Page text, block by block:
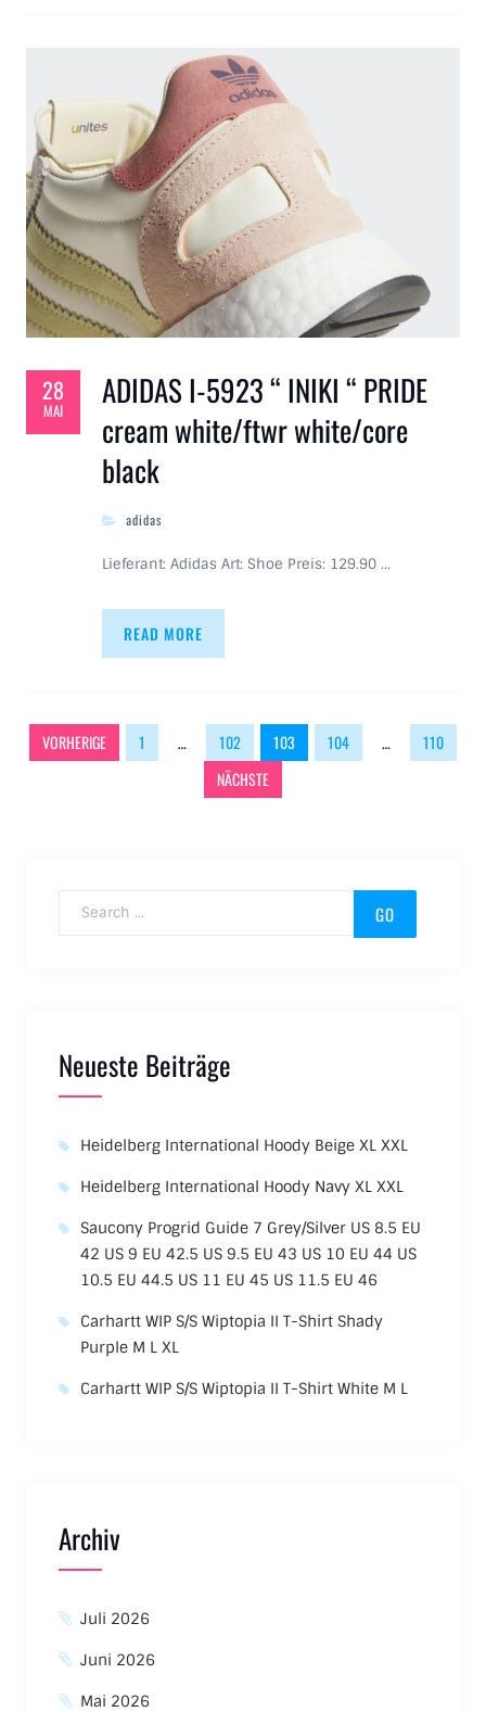
28
MAI
ADIDAS I-5923 “ INIKI “ PRIDE
cream white/ftwr white/core
black
adidas
Lieferant: Adidas Art: Shoe Preis: 129.90 …
READ MORE
Beitragsnavigation
VORHERIGE 1 … 102 103 104 …
110
NÄCHSTE
Neueste Beiträge
Heidelberg International Hoody Beige XL XXL
Heidelberg International Hoody Navy XL XXL
Saucony Progrid Guide 7 Grey/Silver US 8.5 EU
42 US 9 EU 42.5 US 9.5 EU 43 US 10 EU 44 US
10.5 EU 44.5 US 11 EU 45 US 11.5 EU 46
Carhartt WIP S/S Wiptopia II T-Shirt Shady
Purple M L XL
Carhartt WIP S/S Wiptopia II T-Shirt White M L
Archiv
Juli 2026
Juni 2026
Mai 2026